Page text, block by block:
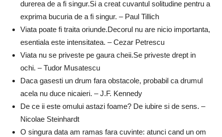
durerea de a fi singur.Si a creat cuvantul solitudine pentru a
exprima bucuria de a fi singur. – Paul Tillich
Viata poate fi traita oriunde.Decorul nu are nicio importanta,
esentiala este intensitatea. – Cezar Petrescu
Viata nu se priveste pe gaura cheii.Se priveste drept in
ochi. – Tudor Musatescu
Daca gasesti un drum fara obstacole, probabil ca drumul
acela nu duce nicaieri. – J.F. Kennedy
De ce ii este omului astazi foame? De iubire si de sens. –
Nicolae Steinhardt
O singura data am ramas fara cuvinte: atunci cand un om